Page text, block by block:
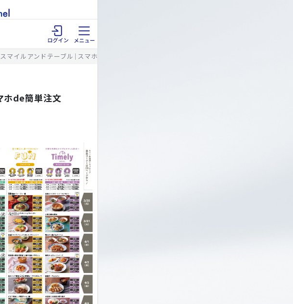
スマイルアンドテーブル｜スマホde簡単注文
ホde簡単注文